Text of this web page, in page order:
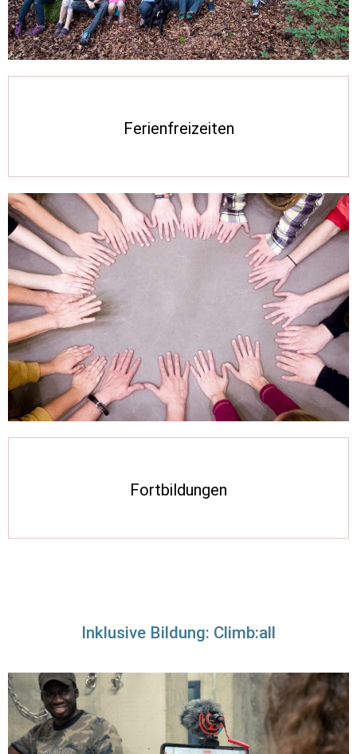
Ferienfreizeiten
Fortbildungen
Inklusive Bildung: Climb:all